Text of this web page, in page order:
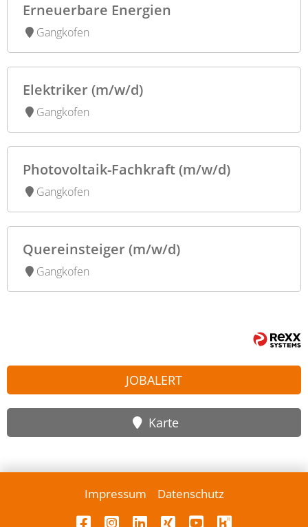
Erneuerbare Energien
Gangkofen
Elektriker (m/w/d)
Gangkofen
Photovoltaik-Fachkraft (m/w/d)
Gangkofen
Quereinsteiger (m/w/d)
Gangkofen
JOBALERT
Karte
Impressum Datenschutz